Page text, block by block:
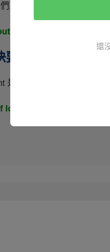
直接看例句吧。
people's mistakes.（她
是快要的意思唷。
his sanity. 他快要
還